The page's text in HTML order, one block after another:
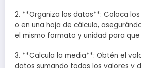
2. **Organiza los datos**: Coloca
o en una hoja de cálculo,
el mismo formato y unidad para
3. **Calcula la media**: Obtén el
datos sumando todos los valores y